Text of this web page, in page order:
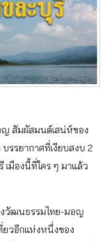
สัมผัสมนต์เสน่ห์ของ
รรยากาศที่เงียบสงบ 2
เมืองนี้ที่ใคร ๆ มาแล้ว
วัฒนธรรมไทย-มอญ
ยวอีกแห่งหนึ่งของ